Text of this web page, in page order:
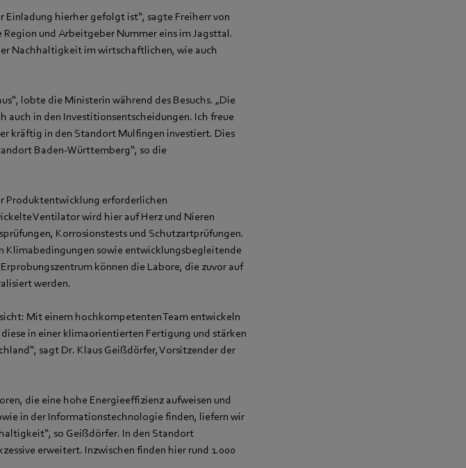
Einladung hierher gefolgt ist“, sagte Freiherr von
und Arbeitgeber Nummer eins im Jagsttal.
Nachhaltigkeit im wirtschaftlichen, wie auch
lobte die Ministerin während des Besuchs. „Die
auch in den Investitionsentscheidungen. Ich freue
kräftig in den Standort Mulfingen investiert. Dies
Baden-Württemberg“, so die
Produktentwicklung erforderlichen
Ventilator wird hier auf Herz und Nieren
Korrosionstests und Schutzartprüfungen.
Klimabedingungen sowie entwicklungsbegleitende
können die Labore, die zuvor auf
werden.
Mit einem hochkompetenten Team entwickeln
in einer klimaorientierten Fertigung und stärken
sagt Dr. Klaus Geißdörfer, Vorsitzender der
die eine hohe Energieeffizienz aufweisen und
in der Informationstechnologie finden, liefern wir
so Geißdörfer. In den Standort
erweitert. Inzwischen finden hier rund 1.000